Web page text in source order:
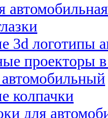
3d логотипы
проекторы
колпачки
для